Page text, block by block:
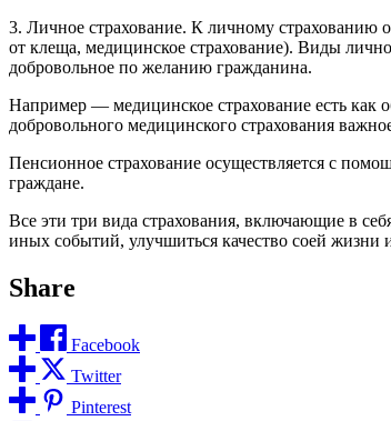
3. Личное страхование. К личному страхованию
от клеща, медицинское страхование). Виды
добровольное по желанию гражданина.
Например — медицинское страхование есть как
добровольного медицинского страхования
Пенсионное страхование осуществляется с
граждане.
Все эти три вида страхования, включающие в
иных событий, улучшиться качество соей
Share
Facebook
Twitter
Pinterest